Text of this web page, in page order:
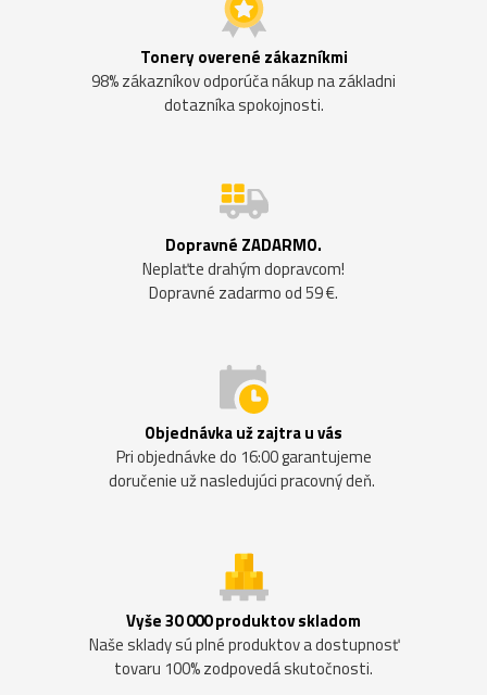
Tonery overené zákazníkmi
98% zákazníkov odporúča nákup na základni
dotazníka spokojnosti.
Dopravné ZADARMO.
Neplaťte drahým dopravcom!
Dopravné zadarmo od 59 €.
Objednávka už zajtra u vás
Pri objednávke do 16:00 garantujeme
doručenie už nasledujúci pracovný deň.
Vyše 30 000 produktov skladom
Naše sklady sú plné produktov a dostupnosť
tovaru 100% zodpovedá skutočnosti.